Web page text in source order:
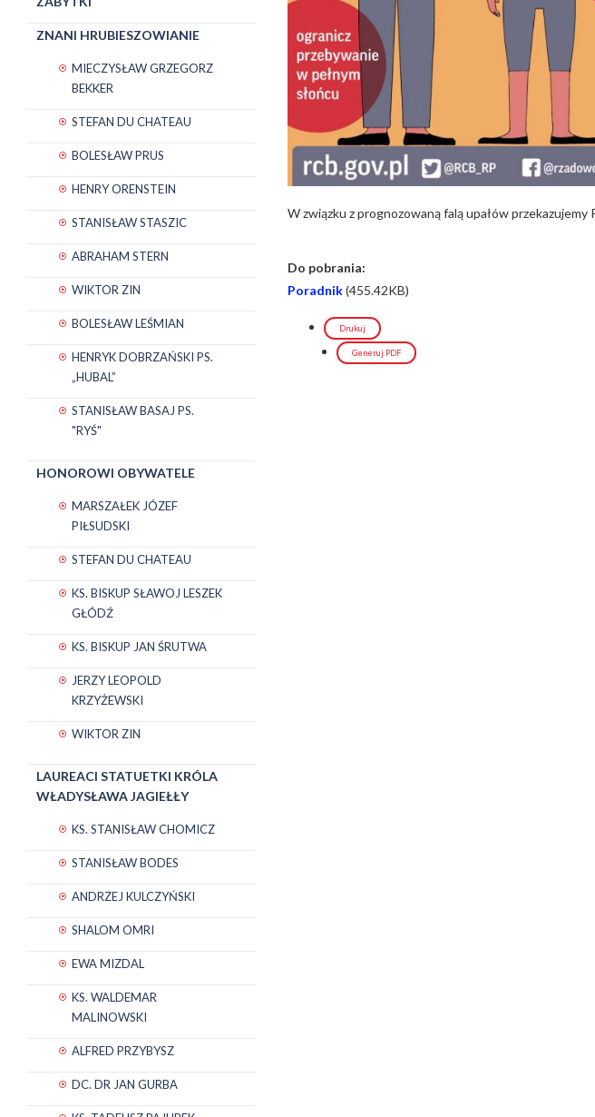
ZNANI HRUBIESZOWIANIE
MIECZYSŁAW GRZEGORZ
BEKKER
STEFAN DU CHATEAU
BOLESŁAW PRUS
HENRY ORENSTEIN
STANISŁAW STASZIC
ABRAHAM STERN
WIKTOR ZIN
BOLESŁAW LEŚMIAN
HENRYK DOBRZAŃSKI PS.
„HUBAL”
STANISŁAW BASAJ PS.
"RYŚ"
HONOROWI OBYWATELE
MARSZAŁEK JÓZEF
PIŁSUDSKI
STEFAN DU CHATEAU
KS. BISKUP SŁAWOJ LESZEK
GŁÓDŹ
KS. BISKUP JAN ŚRUTWA
JERZY LEOPOLD
KRZYŻEWSKI
WIKTOR ZIN
LAUREACI STATUETKI KRÓLA
WŁADYSŁAWA JAGIEŁŁY
KS. STANISŁAW CHOMICZ
STANISŁAW BODES
ANDRZEJ KULCZYŃSKI
SHALOM OMRI
EWA MIZDAL
KS. WALDEMAR
MALINOWSKI
ALFRED PRZYBYSZ
DC. DR JAN GURBA
W związku z prognozowaną falą upałów
Do pobrania:
Poradnik(455.42KB)
Drukuj
Generuj PDF